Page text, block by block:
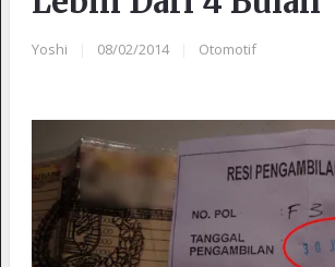
Yoshi 08/02/2014 Otomotif